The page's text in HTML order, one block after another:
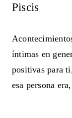
Piscis
íntimas en
positivas para
esa persona